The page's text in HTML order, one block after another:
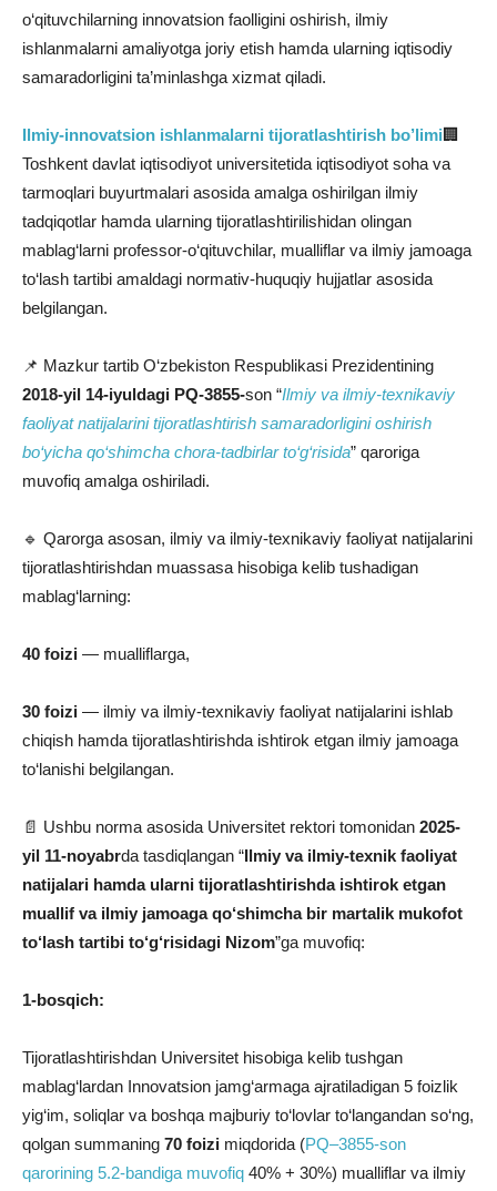
o‘qituvchilarning innovatsion faolligini oshirish, ilmiy
ishlanmalarni amaliyotga joriy etish hamda ularning iqtisodiy
samaradorligini ta’minlashga xizmat qiladi.
Ilmiy-innovatsion ishlanmalarni tijoratlashtirish bo’limi🏢
Toshkent davlat iqtisodiyot universitetida iqtisodiyot soha va
tarmoqlari buyurtmalari asosida amalga oshirilgan ilmiy
tadqiqotlar hamda ularning tijoratlashtirilishidan olingan
mablag‘larni professor-o‘qituvchilar, mualliflar va ilmiy jamoaga
to‘lash tartibi amaldagi normativ-huquqiy hujjatlar asosida
belgilangan.
📌 Mazkur tartib O‘zbekiston Respublikasi Prezidentining
2018-yil 14-iyuldagi PQ-3855-son “Ilmiy va ilmiy-texnikaviy
faoliyat natijalarini tijoratlashtirish samaradorligini oshirish
bo‘yicha qo‘shimcha chora-tadbirlar to‘g‘risida” qaroriga
muvofiq amalga oshiriladi.
🔹 Qarorga asosan, ilmiy va ilmiy-texnikaviy faoliyat natijalarini
tijoratlashtirishdan muassasa hisobiga kelib tushadigan
mablag‘larning:
40 foizi — mualliflarga,
30 foizi — ilmiy va ilmiy-texnikaviy faoliyat natijalarini ishlab
chiqish hamda tijoratlashtirishda ishtirok etgan ilmiy jamoaga
to‘lanishi belgilangan.
📄 Ushbu norma asosida Universitet rektori tomonidan 2025-
yil 11-noyabrda tasdiqlangan “Ilmiy va ilmiy-texnik faoliyat
natijalari hamda ularni tijoratlashtirishda ishtirok etgan
muallif va ilmiy jamoaga qo‘shimcha bir martalik mukofot
to‘lash tartibi to‘g‘risidagi Nizom”ga muvofiq:
1-bosqich:
Tijoratlashtirishdan Universitet hisobiga kelib tushgan
mablag‘lardan Innovatsion jamg‘armaga ajratiladigan 5 foizlik
yig‘im, soliqlar va boshqa majburiy to‘lovlar to‘langandan so‘ng,
qolgan summaning 70 foizi miqdorida (PQ–3855-son
qarorining 5.2-bandiga muvofiq 40% + 30%) mualliflar va ilmiy